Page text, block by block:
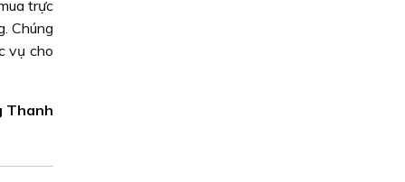
trực
Chúng
vụ cho
Thanh